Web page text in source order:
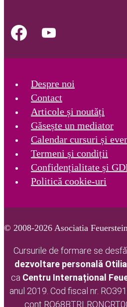
Despre noi
Contact
Articole și noutăți
Găsește un mediator
Calendar cursuri și
Termeni și condiții
Confidențialitate și
Politică cookie-uri
© 2008-2026 Asociatia
Cursurile de formare se
dezvoltare personală
ca Centru Internațional
anul 2019. Cod fiscal nr.
cont